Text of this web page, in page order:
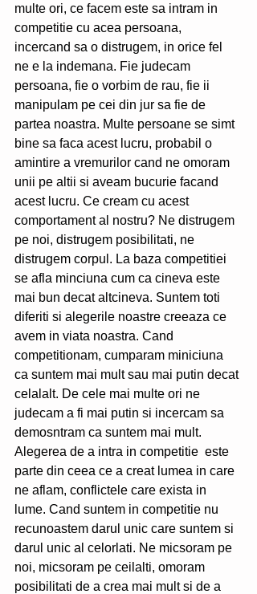
multe ori, ce facem este sa intram in
competitie cu acea persoana,
incercand sa o distrugem, in orice fel
ne e la indemana. Fie judecam
persoana, fie o vorbim de rau, fie ii
manipulam pe cei din jur sa fie de
partea noastra. Multe persoane se simt
bine sa faca acest lucru, probabil o
amintire a vremurilor cand ne omoram
unii pe altii si aveam bucurie facand
acest lucru. Ce cream cu acest
comportament al nostru? Ne distrugem
pe noi, distrugem posibilitati, ne
distrugem corpul. La baza competitiei
se afla minciuna cum ca cineva este
mai bun decat altcineva. Suntem toti
diferiti si alegerile noastre creeaza ce
avem in viata noastra. Cand
competitionam, cumparam miniciuna
ca suntem mai mult sau mai putin decat
celalalt. De cele mai multe ori ne
judecam a fi mai putin si incercam sa
demosntram ca suntem mai mult.
Alegerea de a intra in competitie  este
parte din ceea ce a creat lumea in care
ne aflam, conflictele care exista in
lume. Cand suntem in competitie nu
recunoastem darul unic care suntem si
darul unic al celorlati. Ne micsoram pe
noi, micsoram pe ceilalti, omoram
posibilitati de a crea mai mult si de a